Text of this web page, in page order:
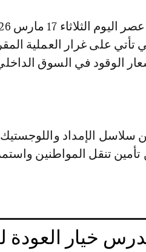
الوقود في السوق
سلاسل الإمداد
تنقل المواطنين
خيار العودة